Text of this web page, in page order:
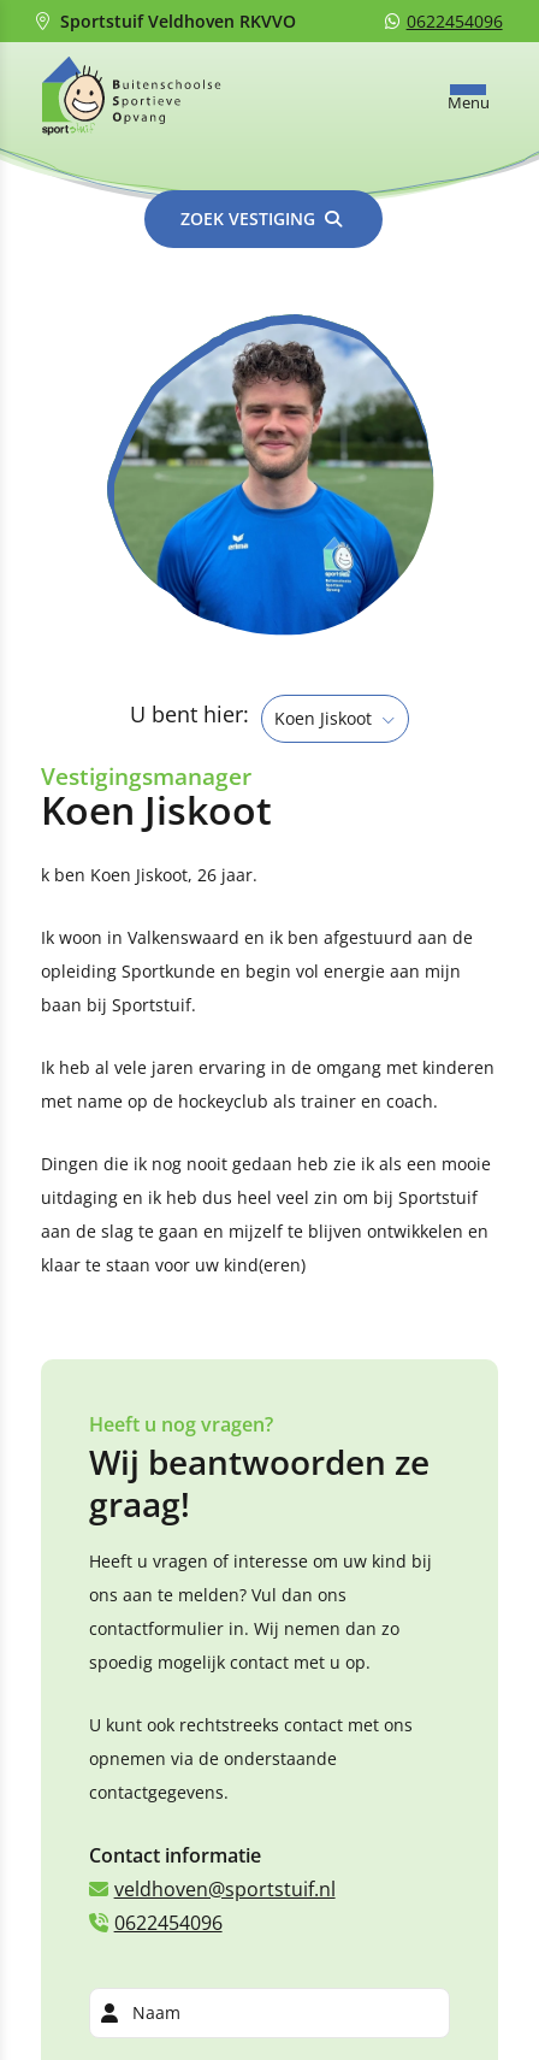
Sportstuif Veldhoven RKVVO 0622454096
Menu
ZOEK VESTIGING
U bent hier: Koen Jiskoot
Vestigingsmanager
Koen Jiskoot
k ben Koen Jiskoot, 26 jaar.
Ik woon in Valkenswaard en ik ben afgestuurd aan de
opleiding Sportkunde en begin vol energie aan mijn
baan bij Sportstuif.
Ik heb al vele jaren ervaring in de omgang met kinderen
met name op de hockeyclub als trainer en coach.
Dingen die ik nog nooit gedaan heb zie ik als een mooie
uitdaging en ik heb dus heel veel zin om bij Sportstuif
aan de slag te gaan en mijzelf te blijven ontwikkelen en
klaar te staan voor uw kind(eren)
Heeft u nog vragen?
Wij beantwoorden ze
graag!
Heeft u vragen of interesse om uw kind bij
ons aan te melden? Vul dan ons
contactformulier in. Wij nemen dan zo
spoedig mogelijk contact met u op.
U kunt ook rechtstreeks contact met ons
opnemen via de onderstaande
contactgegevens.
Contact informatie
veldhoven@sportstuif.nl
0622454096